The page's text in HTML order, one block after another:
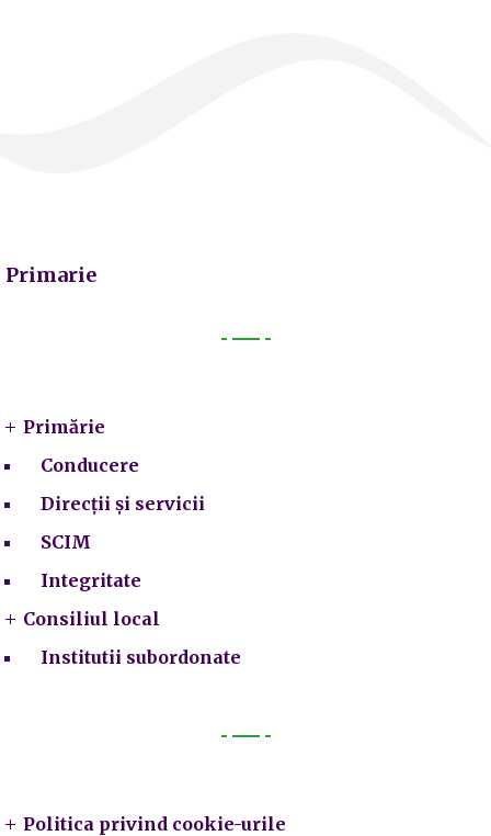
Primarie
Primărie
Conducere
Direcții și servicii
SCIM
Integritate
Consiliul local
Institutii subordonate
Politica privind cookie-urile